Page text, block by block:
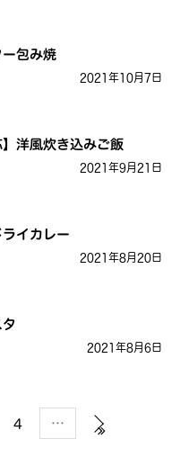
包み焼
2021年10月7日
】洋風炊き込みご飯
2021年9月21日
イカレー
2021年8月20日
2021年8月6日
4 …